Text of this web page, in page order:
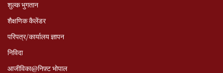
शुल्क भुगतान
शैक्षणिक कैलेंडर
परिपत्र/कार्यालय ज्ञापन
निविदा
आजीविका@निफ़्ट भोपाल